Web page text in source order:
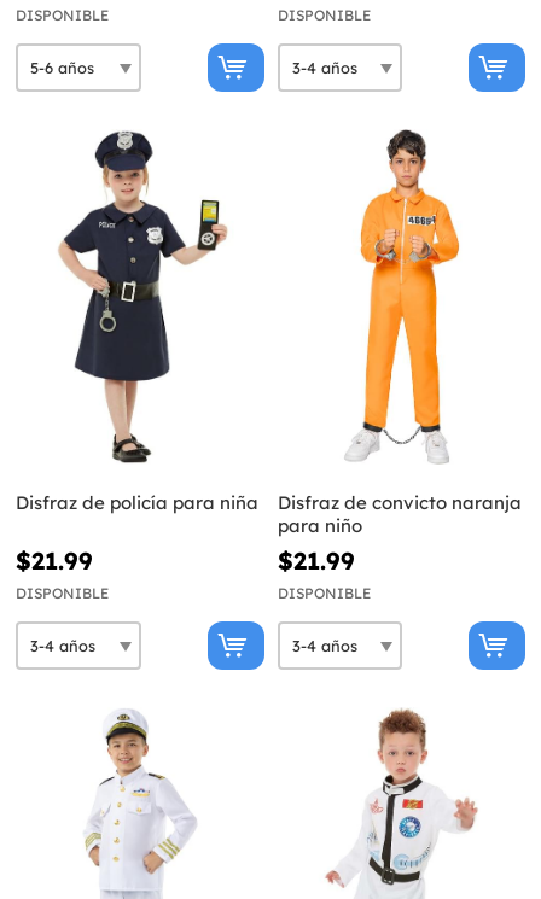
DISPONIBLE DISPONIBLE
Disfraz de policía para niña
$21.99
DISPONIBLE
Disfraz de convicto naranja
para niño
$21.99
DISPONIBLE